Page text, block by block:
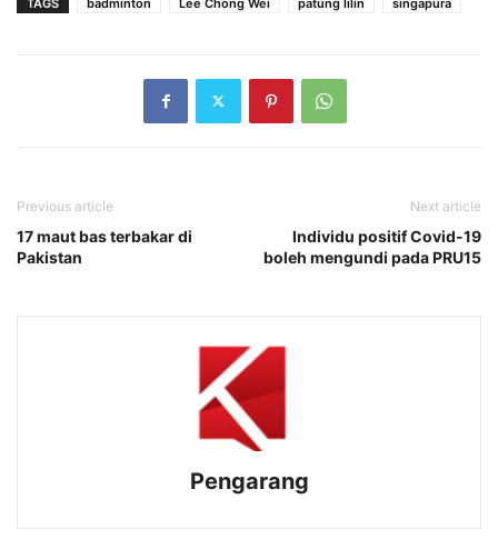
TAGS badminton Lee Chong Wei patung lilin singapura
Previous article
17 maut bas terbakar di
Pakistan
Next article
Individu positif Covid-19
boleh mengundi pada PRU15
Pengarang